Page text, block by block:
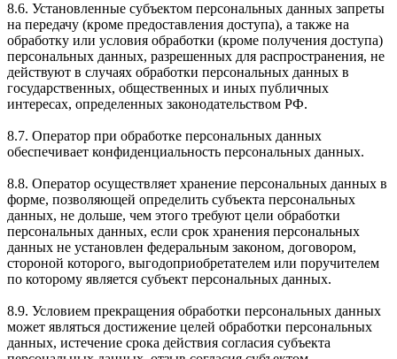
8.6. Установленные субъектом персональных данных запреты
на передачу (кроме предоставления доступа), а также на
обработку или условия обработки (кроме получения доступа)
персональных данных, разрешенных для распространения, не
действуют в случаях обработки персональных данных в
государственных, общественных и иных публичных
интересах, определенных законодательством РФ.
8.7. Оператор при обработке персональных данных
обеспечивает конфиденциальность персональных данных.
8.8. Оператор осуществляет хранение персональных данных в
форме, позволяющей определить субъекта персональных
данных, не дольше, чем этого требуют цели обработки
персональных данных, если срок хранения персональных
данных не установлен федеральным законом, договором,
стороной которого, выгодоприобретателем или поручителем
по которому является субъект персональных данных.
8.9. Условием прекращения обработки персональных данных
может являться достижение целей обработки персональных
данных, истечение срока действия согласия субъекта